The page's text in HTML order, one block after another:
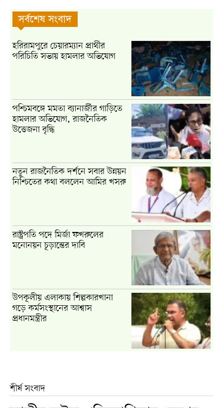
সর্বশেষ সংবাদ
হরিরামপুরে চেয়ারম্যান প্রার্থীর
পরিচিতি সভায় হামলার অভিযোগ
পশ্চিমবঙ্গে মমতা ব্যানার্জীর গাড়িতে
হামলার অভিযোগ, রাজনৈতিক
উত্তেজনা বৃদ্ধি
নতুন রাজনৈতিক দর্শনে সবার উন্নয়ন
নিশ্চিতের কথা বললেন আমির খসরু
রাষ্ট্রপতি পদে মির্জা ফখরুলের
মনোনয়ন চূড়ান্তের দাবি
উপকূলীয় এলাকায় শিল্পকারখানা
গড়ে কর্মসংস্থানের আশ্বাস
প্রধানমন্ত্রীর